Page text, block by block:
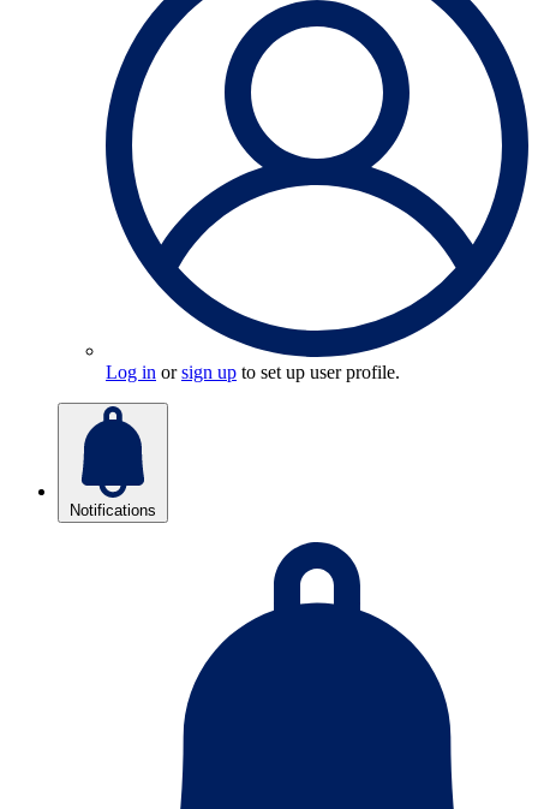
Log in orsign up to set up user profile.
Notifications